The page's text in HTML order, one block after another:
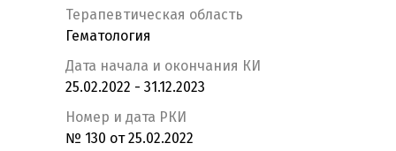
Терапевтическая область
Гематология
Дата начала и окончания КИ
25.02.2022 - 31.12.2023
Номер и дата РКИ
№ 130 от 25.02.2022